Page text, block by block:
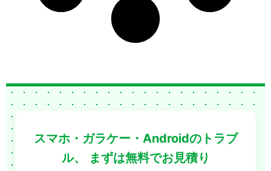
スマホ・ガラケー・Androidのトラブ
ル、
まずは無料でお見積り